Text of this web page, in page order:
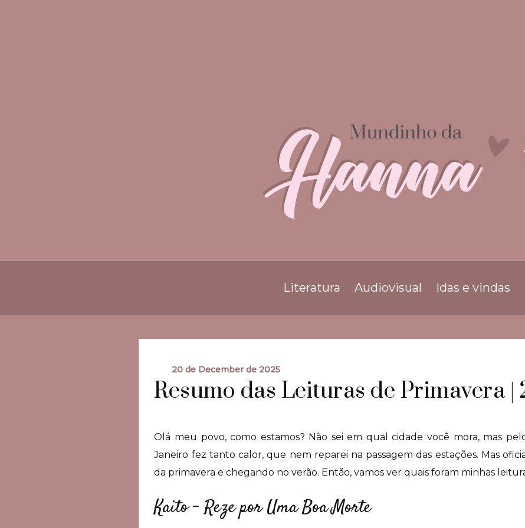
Literatura Audiovisual Idas e vindas
20 de December de 2025
Resumo das Leituras de Primavera |
Olá meu povo, como estamos? Não sei em qual cidade você mora, mas
Janeiro fez tanto calor, que nem reparei na passagem das estações. Mas
da primavera e chegando no verão. Então, vamos ver quais foram minhas
Kaito – Reze por Uma Boa Morte